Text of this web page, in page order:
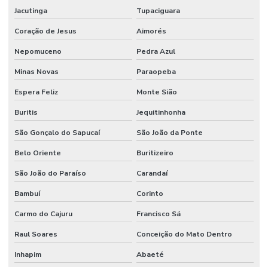
Jacutinga Tupaciguara
Coração de Jesus Aimorés
Nepomuceno Pedra Azul
Minas Novas Paraopeba
Espera Feliz Monte Sião
Buritis Jequitinhonha
São Gonçalo do Sapucaí São João da Ponte
Belo Oriente Buritizeiro
São João do Paraíso Carandaí
Bambuí Corinto
Carmo do Cajuru Francisco Sá
Raul Soares Conceição do Mato Dentro
Inhapim Abaeté